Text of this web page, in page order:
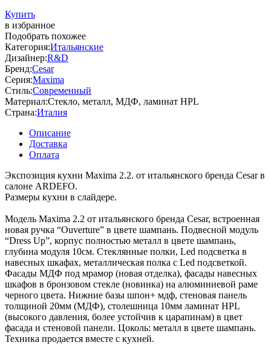
Купить
в избранное
Подобрать похожее
Категория:Итальянские
Дизайнер:R&D
Бренд:Cesar
Серия:Maxima
Стиль:Современный
Материал:Стекло, металл, МДФ, ламинат HPL
Страна:Италия
Описание
Доставка
Оплата
Экспозиция кухни Maxima 2.2. от итальянского бренда Cesar в
салоне ARDEFO.
Размеры кухни в слайдере.
Модель Maxima 2.2 от итальянского бренда Cesar, встроенная
новая ручка “Ouverture” в цвете шампань. Подвесной модуль
“Dress Up”, корпус полностью металл в цвете шампань,
глубина модуля 10см. Стеклянные полки, Led подсветка в
навесных шкафах, металлическая полка с Led подсветкой.
Фасады МДФ под мрамор (новая отделка), фасады навесных
шкафов в бронзовом стекле (новинка) на алюминиевой раме
черного цвета. Нижние базы шпон+ мдф, стеновая панель
толщиной 20мм (МДФ), столешница 10мм ламинат HPL
(высокого давления, более устойчив к царапинам) в цвет
фасада и стеновой панели. Цоколь: металл в цвете шампань.
Техника продается вместе с кухней.